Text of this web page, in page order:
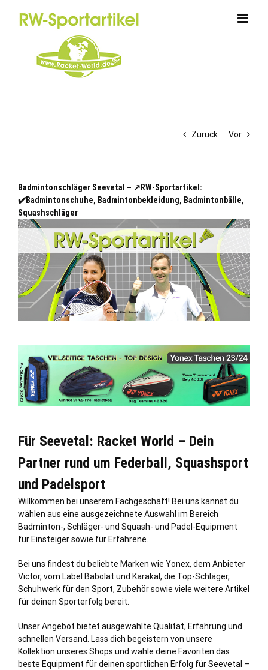
Zurück Vor
Badmintonschläger Seevetal – ↗️RW-Sportartikel:
✔️Badmintonschuhe, Badmintonbekleidung, Badmintonbälle,
Squashschläger
Für Seevetal: Racket World – Dein
Partner rund um Federball, Squashsport
und Padelsport
Willkommen bei unserem Fachgeschäft! Bei uns kannst du
wählen aus eine ausgezeichnete Auswahl im Bereich
Badminton-, Schläger- und Squash- und Padel-Equipment
für Einsteiger sowie für Erfahrene.
Bei uns findest du beliebte Marken wie Yonex, dem Anbieter
Victor, vom Label Babolat und Karakal, die Top-Schläger,
Schuhwerk für den Sport, Zubehör sowie viele weitere Artikel
für deinen Sporterfolg bereit.
Unser Angebot bietet ausgewählte Qualität, Erfahrung und
schnellen Versand. Lass dich begeistern von unsere
Kollektion unseres Shops und wähle deine Favoriten das
beste Equipment für deinen sportlichen Erfolg für Seevetal –